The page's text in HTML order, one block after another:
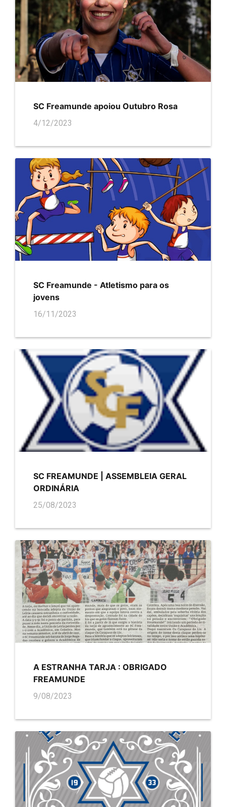
SC Freamunde apoiou Outubro Rosa
4/12/2023
SC Freamunde - Atletismo para os
jovens
16/11/2023
SC FREAMUNDE | ASSEMBLEIA GERAL
ORDINÁRIA
25/08/2023
A ESTRANHA TARJA : OBRIGADO
FREAMUNDE
9/08/2023